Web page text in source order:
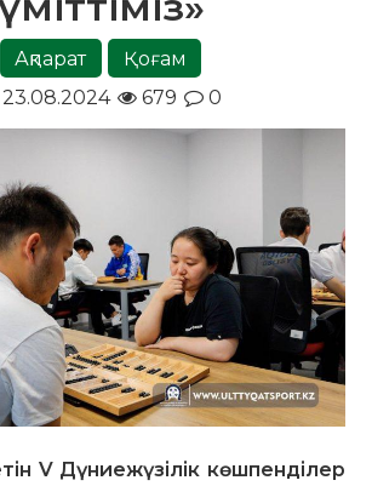
Ақпарат
Қоғам
23.08.2024
679 0
V Дүниежүзілік көшпенділер